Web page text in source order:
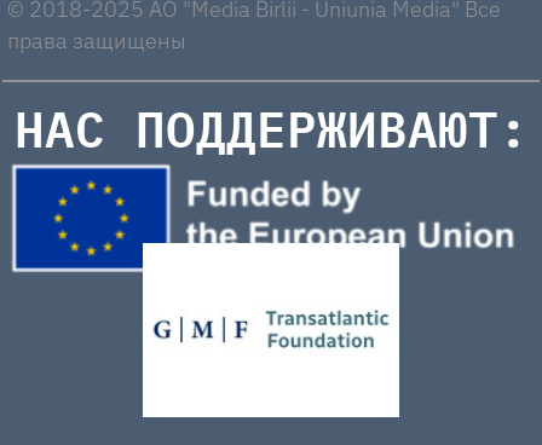
© 2018-2025 AO "Media Birlii - Uniunia Media" Все
права защищены
НАС ПОДДЕРЖИВАЮТ: